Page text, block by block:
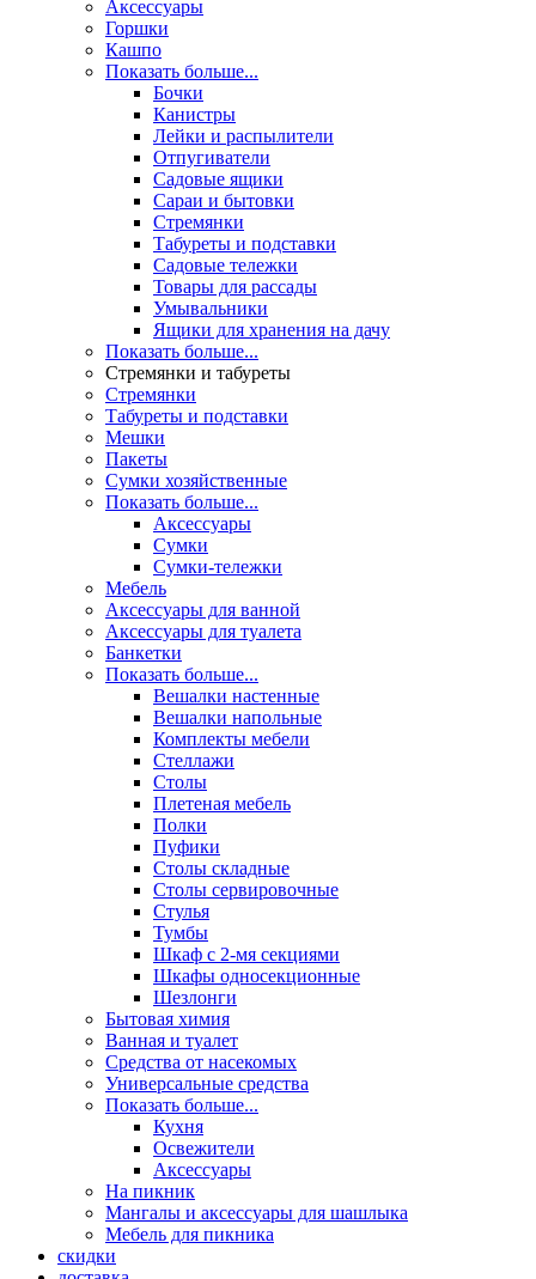
Аксессуары
Горшки
Кашпо
Показать больше...
Бочки
Канистры
Лейки и распылители
Отпугиватели
Садовые ящики
Сараи и бытовки
Стремянки
Табуреты и подставки
Садовые тележки
Товары для рассады
Умывальники
Ящики для хранения на дачу
Показать больше...
Стремянки и табуреты
Стремянки
Табуреты и подставки
Мешки
Пакеты
Сумки хозяйственные
Показать больше...
Аксессуары
Сумки
Сумки-тележки
Мебель
Аксессуары для ванной
Аксессуары для туалета
Банкетки
Показать больше...
Вешалки настенные
Вешалки напольные
Комплекты мебели
Стеллажи
Столы
Плетеная мебель
Полки
Пуфики
Столы складные
Столы сервировочные
Стулья
Тумбы
Шкаф с 2-мя секциями
Шкафы односекционные
Шезлонги
Бытовая химия
Ванная и туалет
Средства от насекомых
Универсальные средства
Показать больше...
Кухня
Освежители
Аксессуары
На пикник
Мангалы и аксессуары для шашлыка
Мебель для пикника
скидки